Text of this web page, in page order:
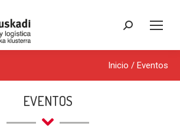
Buscar:
Inicio / Eventos
EVENTOS